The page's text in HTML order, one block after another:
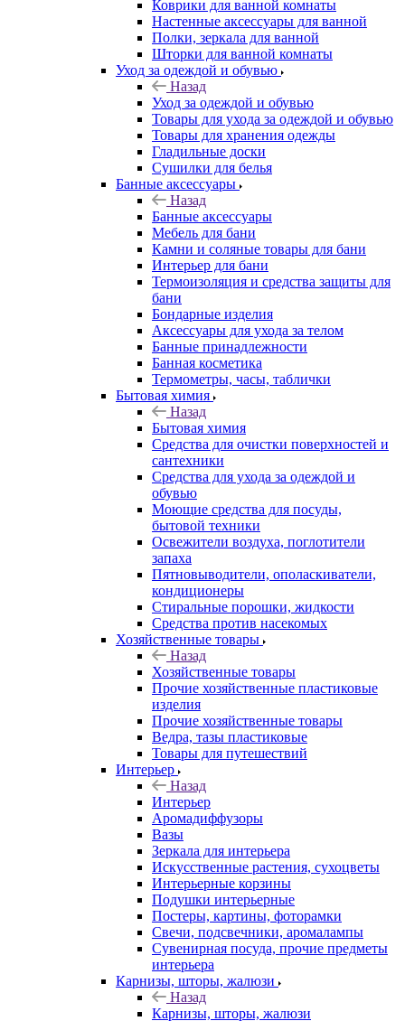
Коврики для ванной комнаты
Настенные аксессуары для ванной
Полки, зеркала для ванной
Шторки для ванной комнаты
Уход за одеждой и обувью
Назад
Уход за одеждой и обувью
Товары для ухода за одеждой и обувью
Товары для хранения одежды
Гладильные доски
Сушилки для белья
Банные аксессуары
Назад
Банные аксессуары
Мебель для бани
Камни и соляные товары для бани
Интерьер для бани
Термоизоляция и средства защиты для
бани
Бондарные изделия
Аксеcсуары для ухода за телом
Банные принадлежности
Банная косметика
Термометры, часы, таблички
Бытовая химия
Назад
Бытовая химия
Средства для очистки поверхностей и
сантехники
Средства для ухода за одеждой и
обувью
Моющие средства для посуды,
бытовой техники
Освежители воздуха, поглотители
запаха
Пятновыводители, ополаскиватели,
кондиционеры
Стиральные порошки, жидкости
Средства против насекомых
Хозяйственные товары
Назад
Хозяйственные товары
Прочие хозяйственные пластиковые
изделия
Прочие хозяйственные товары
Ведра, тазы пластиковые
Товары для путешествий
Интерьер
Назад
Интерьер
Аромадиффузоры
Вазы
Зеркала для интерьера
Искусственные растения, сухоцветы
Интерьерные корзины
Подушки интерьерные
Постеры, картины, фоторамки
Свечи, подсвечники, аромалампы
Сувенирная посуда, прочие предметы
интерьера
Карнизы, шторы, жалюзи
Назад
Карнизы, шторы, жалюзи